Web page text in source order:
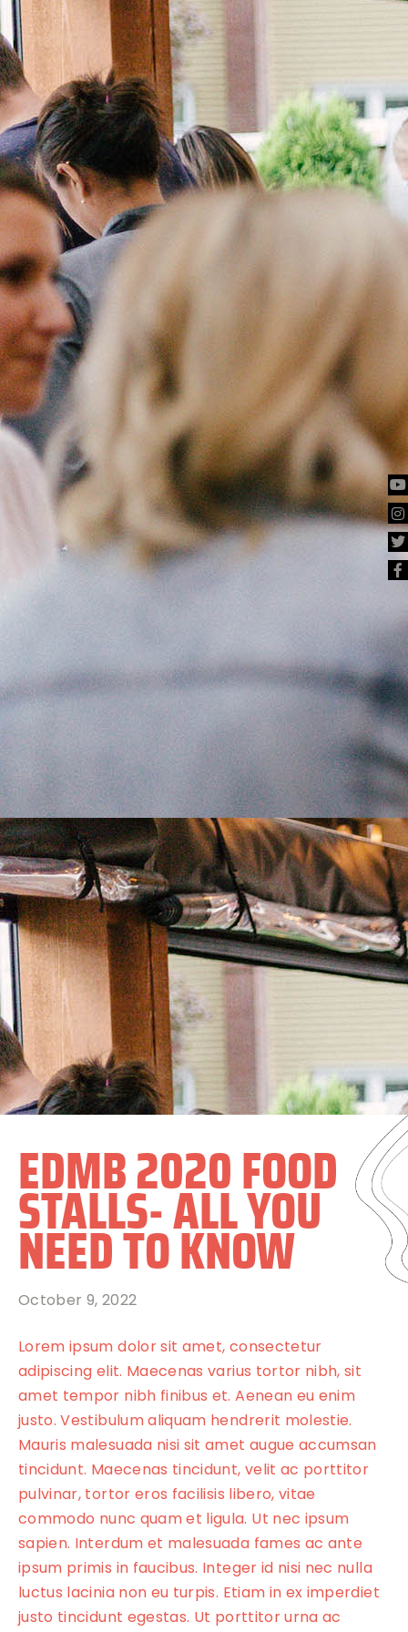
EDMB 2020 FOOD
STALLS- ALL YOU
NEED TO KNOW
October 9, 2022
Lorem ipsum dolor sit amet, consectetur
adipiscing elit. Maecenas varius tortor nibh, sit
amet tempor nibh finibus et. Aenean eu enim
justo. Vestibulum aliquam hendrerit molestie.
Mauris malesuada nisi sit amet augue accumsan
tincidunt. Maecenas tincidunt, velit ac porttitor
pulvinar, tortor eros facilisis libero, vitae
commodo nunc quam et ligula. Ut nec ipsum
sapien. Interdum et malesuada fames ac ante
ipsum primis in faucibus. Integer id nisi nec nulla
luctus lacinia non eu turpis. Etiam in ex imperdiet
justo tincidunt egestas. Ut porttitor urna ac